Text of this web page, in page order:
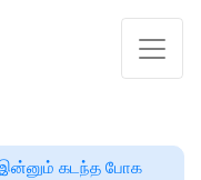
கடந்த போக